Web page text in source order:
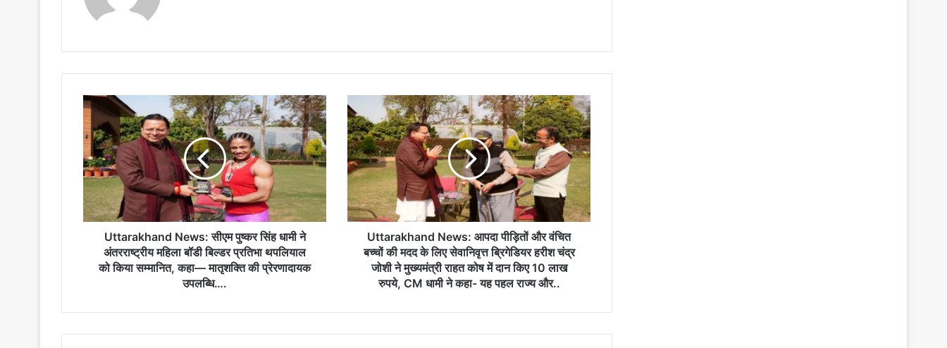
Uttarakhand News: सीएम पुष्कर सिंह धामी ने
अंतरराष्ट्रीय महिला बॉडी बिल्डर प्रतिभा थपलियाल
को किया सम्मानित, कहा— मातृशक्ति की प्रेरणादायक
उपलब्धि….
Uttarakhand News: आपदा पीड़ितों और वंचित
बच्चों की मदद के लिए सेवानिवृत्त ब्रिगेडियर हरीश चंद्र
जोशी ने मुख्यमंत्री राहत कोष में दान किए 10 लाख
रुपये, CM धामी ने कहा- यह पहल राज्य और..